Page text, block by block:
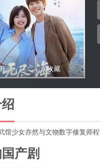
收藏
馆少女亦然与文物数字修复师
产剧